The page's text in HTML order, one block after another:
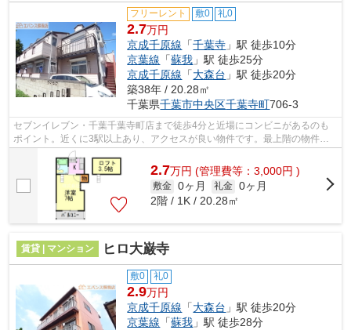
フリーレント 敷0 礼0
2.7万円
京成千原線 「千葉寺 」駅 徒歩10分
京葉線 「蘇我 」駅 徒歩25分
京成千原線 「大森台 」駅 徒歩20分
築38年 / 20.28㎡
千葉県千葉市中央区千葉寺町706-3
セブンイレブン・千葉千葉寺町店まで徒歩4分と近場にコンビニがあるのも
ポイント。近くに3駅以上あり、アクセスが良い物件です。最上階の物件で
す。新着情報：グランドハイツ千葉寺町...
2.7万円 (管理費等：3,000円 )
敷金 0ヶ月 礼金 0ヶ月
2階 / 1K / 20.28㎡
賃貸 | マンション ヒロ大巌寺
敷0 礼0
2.9万円
京成千原線 「大森台 」駅 徒歩20分
京葉線 「蘇我 」駅 徒歩28分